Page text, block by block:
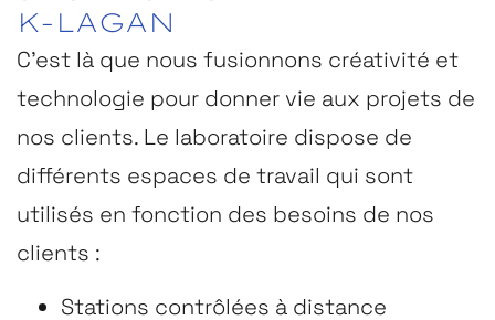
K-LAGAN
LAB
C’est là que nous fusionnons créativité et
technologie pour donner vie aux projets de
nos clients. Le laboratoire dispose de
différents espaces de travail qui sont
utilisés en fonction des besoins de nos
clients :
Stations contrôlées à distance